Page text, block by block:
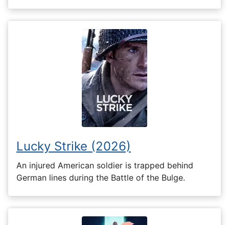
Lucky Strike (2026)
An injured American soldier is trapped behind
German lines during the Battle of the Bulge.